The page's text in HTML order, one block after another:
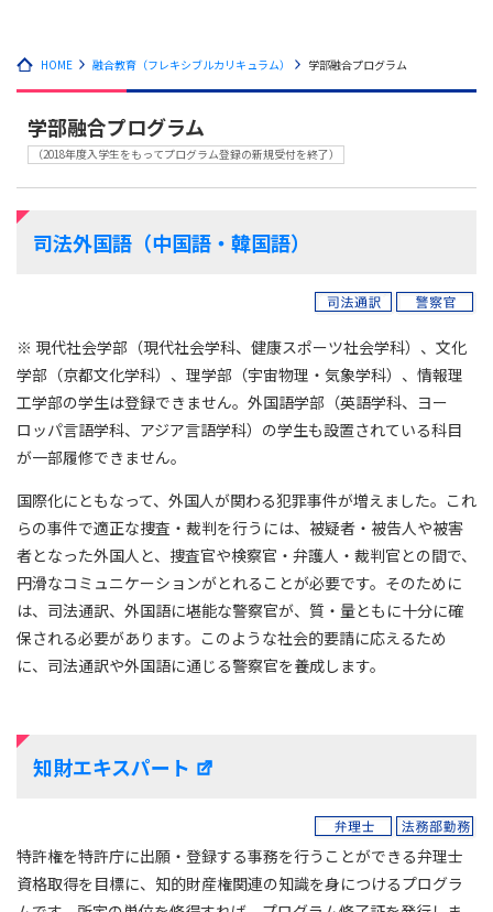
HOME 融合教育（フレキシブルカリキュラム） 学部融合プログラム
学部融合プログラム
（2018年度入学生をもってプログラム登録の新規受付を終了）
司法外国語（中国語・韓国語）
※ 現代社会学部（現代社会学科、健康スポーツ社会学科）、文化
学部（京都文化学科）、理学部（宇宙物理・気象学科）、情報理
工学部の学生は登録できません。外国語学部（英語学科、ヨー
ロッパ言語学科、アジア言語学科）の学生も設置されている科目
が一部履修できません。
国際化にともなって、外国人が関わる犯罪事件が増えました。これ
らの事件で適正な捜査・裁判を行うには、被疑者・被告人や被害
者となった外国人と、捜査官や検察官・弁護人・裁判官との間で、
円滑なコミュニケーションがとれることが必要です。そのために
は、司法通訳、外国語に堪能な警察官が、質・量ともに十分に確
保される必要があります。このような社会的要請に応えるため
に、司法通訳や外国語に通じる警察官を養成します。
知財エキスパート
特許権を特許庁に出願・登録する事務を行うことができる弁理士
資格取得を目標に、知的財産権関連の知識を身につけるプログラ